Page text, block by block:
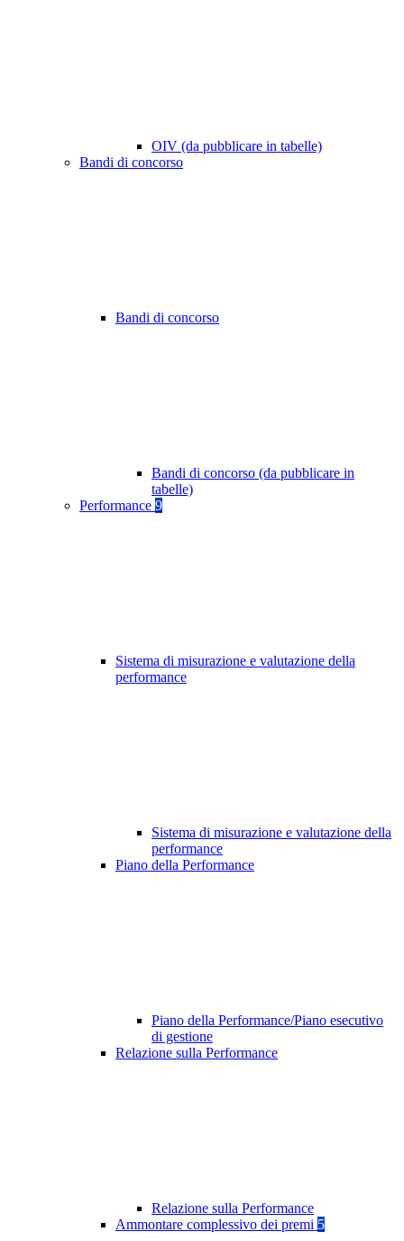
OIV (da pubblicare in tabelle)
Bandi di concorso
Bandi di concorso
Bandi di concorso (da pubblicare in
tabelle)
Performance 9
Sistema di misurazione e valutazione della
performance
Sistema di misurazione e valutazione della
performance
Piano della Performance
Piano della Performance/Piano esecutivo
di gestione
Relazione sulla Performance
Relazione sulla Performance
Ammontare complessivo dei premi 5